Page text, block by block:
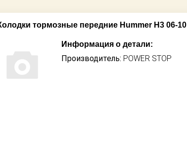
тормозные передние Hummer H3 06-10
Информация о детали:
Производитель: POWER STOP